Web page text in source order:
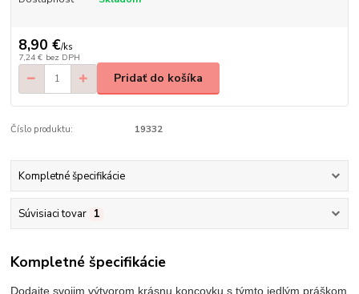
8,90 €/ks
7,24 € bez DPH
Pridať do košíka
Číslo produktu: 19332
Kompletné špecifikácie
Súvisiaci tovar 1
Kompletné špecifikácie
Dodajte svojim výtvorom krásnu koncovku s týmto jedlým práškom